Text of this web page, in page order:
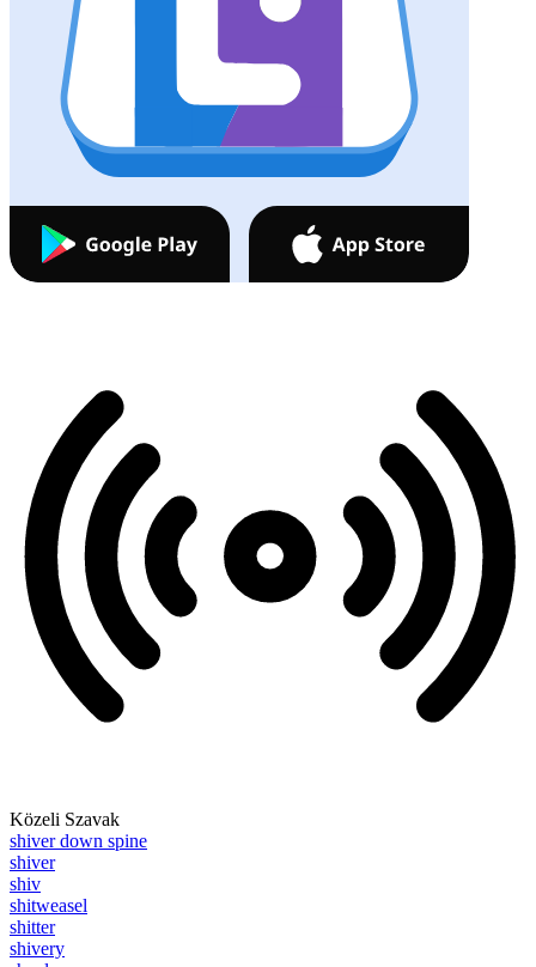
Közeli Szavak
shiver down spine
shiver
shiv
shitweasel
shitter
shivery